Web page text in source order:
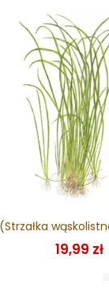
19,99 zł